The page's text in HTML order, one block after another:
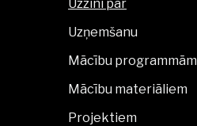
Uzzini par
Uzņemšanu
Mācību programmām
Mācību materiāliem
Projektiem